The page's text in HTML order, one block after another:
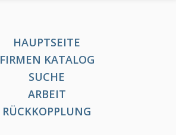
HAUPTSEITE
FIRMEN KATALOG
SUCHE
ARBEIT
RÜCKKOPPLUNG